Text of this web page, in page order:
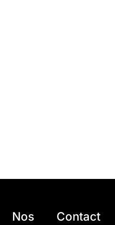
Nos
Contact